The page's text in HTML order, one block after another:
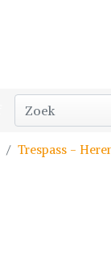
Trespass -